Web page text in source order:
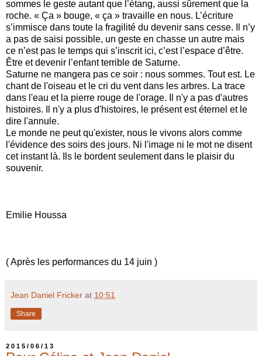
sommes le geste autant que l’étang, aussi sûrement que la
roche. « Ça » bouge, « ça » travaille en nous. L’écriture
s’immisce dans toute la fragilité du devenir sans cesse. Il n’y
a pas de saisi possible, un geste en chasse un autre mais
ce n’est pas le temps qui s’inscrit ici, c’est l’espace d’être.
Être et devenir l’enfant terrible de Saturne.
Saturne ne mangera pas ce soir : nous sommes. Tout est. Le
chant de l'oiseau et le cri du vent dans les arbres. La trace
dans l'eau et la pierre rouge de l'orage. Il n'y a pas d'autres
histoires. Il n'y a plus d'histoires, le présent est éternel et le
dire l'annule.
Le monde ne peut qu'exister, nous le vivons alors comme
l'évidence des soirs des jours. Ni l'image ni le mot ne disent
cet instant là. Ils le bordent seulement dans le plaisir du
souvenir.
Emilie Houssa
( Après les performances du 14 juin )
Jean Daniel Fricker at 10:51
Share
2015/06/13